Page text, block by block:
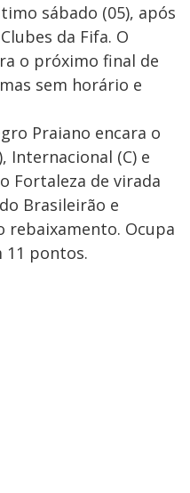
sábado (05), após
da Fifa. O
o próximo final de
sem horário e
Praiano encara o
Internacional (C) e
Fortaleza de virada
Brasileirão e
rebaixamento. Ocupa
11 pontos.